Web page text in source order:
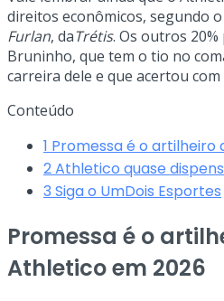
direitos econômicos, segundo
Furlan, daTrétis. Os outros
Bruninho, que tem o tio no
carreira dele e que acertou
Conteúdo
1 Promessa é o artilheiro
2Athletico quase
3 Siga o UmDois Esportes
Promessa é o
Athletico em 2026